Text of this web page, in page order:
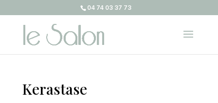
04 74 03 37 73
Kerastase